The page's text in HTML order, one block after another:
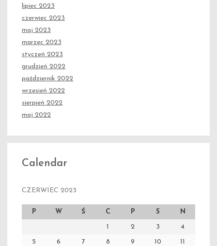
lipiec 2023
czerwiec 2023
maj 2023
marzec 2023
styczeń 2023
grudzień 2022
październik 2022
wrzesień 2022
sierpień 2022
maj 2022
Calendar
CZERWIEC 2023
P W Ś C P S N
1 2 3 4
5 6 7 8 9 10 11